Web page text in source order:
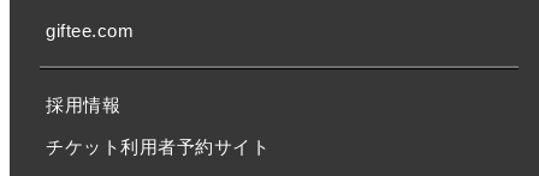
giftee.com
採用情報
チケット利用者予約サイト